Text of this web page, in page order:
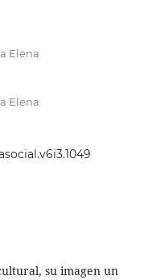
Elena
Elena
su imagen un